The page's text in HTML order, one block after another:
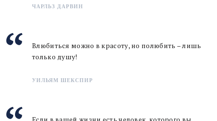
ЧАРЛЬЗ ДАРВИН
Влюбиться можно в красоту, но полюбить – лишь
только душу!
УИЛЬЯМ ШЕКСПИР